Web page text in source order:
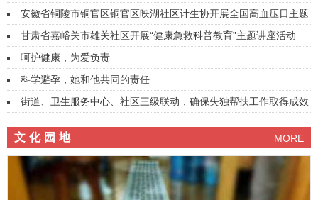
安徽省铜陵市铜官区铜官区映湖社区计生协开展全国高血压日主题
宣传活动
甘肃省嘉峪关市雄关社区开展“健康急救科普教育”主题讲座活动
呵护健康，为爱负责
科学避孕，她和他共同的责任
街道、卫生服务中心、社区三级联动，确保失独帮扶工作取得成效
文化园地 MORE